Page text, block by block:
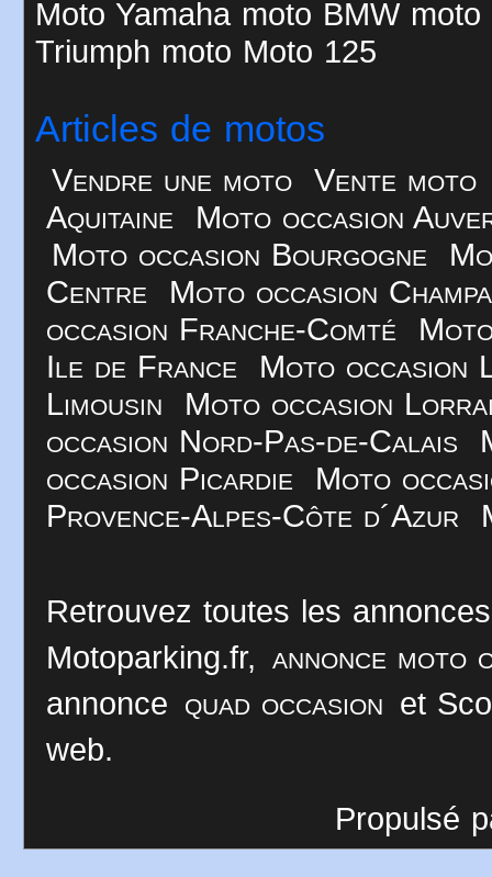
Moto Yamaha moto BMW moto
Triumph moto Moto 125
Articles de motos
Vendre une moto
Vente moto
Aquitaine
Moto occasion
Moto occasion Bourgogne
Centre
Moto occasion
occasion Franche-Comté
Ile de France
Moto occasion
Limousin
Moto occasion
occasion Nord-Pas-de-Calais
occasion Picardie
Moto
Provence-Alpes-Côte d´Azur
Retrouvez toutes les
Motoparking.fr, annonce moto
annonce quad occasion et
web.
Propulsé